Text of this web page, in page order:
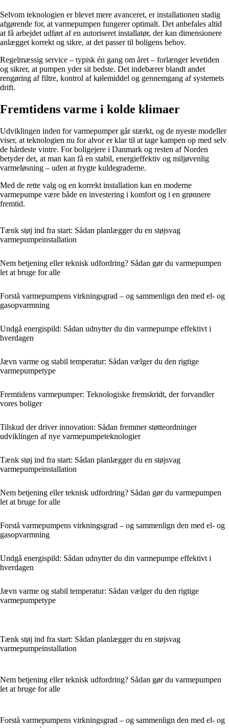
Selvom teknologien er blevet mere avanceret, er installationen stadig
afgørende for, at varmepumpen fungerer optimalt. Det anbefales altid
at få arbejdet udført af en autoriseret installatør, der kan dimensionere
anlægget korrekt og sikre, at det passer til boligens behov.
Regelmæssig service – typisk én gang om året – forlænger levetiden
og sikrer, at pumpen yder sit bedste. Det indebærer blandt andet
rengøring af filtre, kontrol af kølemiddel og gennemgang af systemets
drift.
Fremtidens varme i kolde klimaer
Udviklingen inden for varmepumper går stærkt, og de nyeste modeller
viser, at teknologien nu for alvor er klar til at tage kampen op med selv
de hårdeste vintre. For boligejere i Danmark og resten af Norden
betyder det, at man kan få en stabil, energieffektiv og miljøvenlig
varmeløsning – uden at frygte kuldegraderne.
Med de rette valg og en korrekt installation kan en moderne
varmepumpe være både en investering i komfort og i en grønnere
fremtid.
Tænk støj ind fra start: Sådan planlægger du en støjsvag
varmepumpeinstallation
Nem betjening eller teknisk udfordring? Sådan gør du varmepumpen
let at bruge for alle
Forstå varmepumpens virkningsgrad – og sammenlign den med el- og
gasopvarmning
Undgå energispild: Sådan udnytter du din varmepumpe effektivt i
hverdagen
Jævn varme og stabil temperatur: Sådan vælger du den rigtige
varmepumpetype
Fremtidens varmepumper: Teknologiske fremskridt, der forvandler
vores boliger
Tilskud der driver innovation: Sådan fremmer støtteordninger
udviklingen af nye varmepumpeteknologier
Tænk støj ind fra start: Sådan planlægger du en støjsvag
varmepumpeinstallation
Nem betjening eller teknisk udfordring? Sådan gør du varmepumpen
let at bruge for alle
Forstå varmepumpens virkningsgrad – og sammenlign den med el- og
gasopvarmning
Undgå energispild: Sådan udnytter du din varmepumpe effektivt i
hverdagen
Jævn varme og stabil temperatur: Sådan vælger du den rigtige
varmepumpetype
Tænk støj ind fra start: Sådan planlægger du en støjsvag
varmepumpeinstallation
Nem betjening eller teknisk udfordring? Sådan gør du varmepumpen
let at bruge for alle
Forstå varmepumpens virkningsgrad – og sammenlign den med el- og